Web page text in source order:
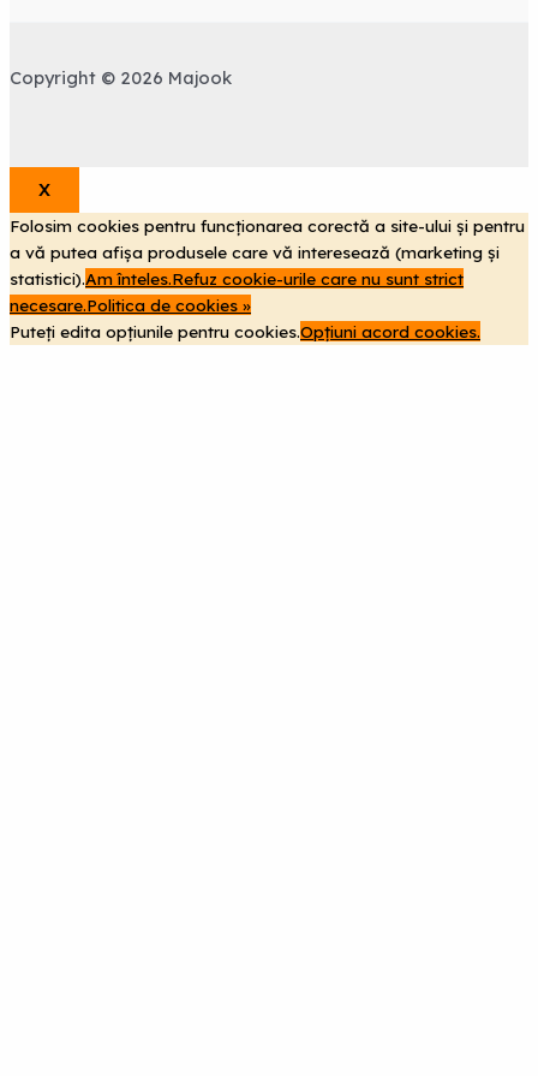
Copyright © 2026 Majook
X
Folosim cookies pentru funcționarea corectă a site-ului și pentru
a vă putea afișa produsele care vă interesează (marketing și
statistici).Am înteles.Refuz cookie-urile care nu sunt strict
necesare.Politica de cookies »
Puteți edita opțiunile pentru cookies.Opțiuni acord cookies.